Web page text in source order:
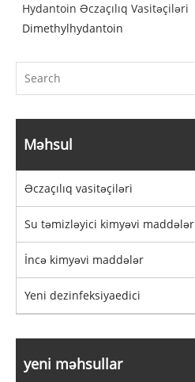
Hydantoin Əczaçılıq Vasitəçiləri
Dimethylhydantoin
Məhsul
Əczaçılıq vasitəçiləri
Su təmizləyici kimyəvi maddələr
İncə kimyəvi maddələr
Yeni dezinfeksiyaedici
yeni məhsullar